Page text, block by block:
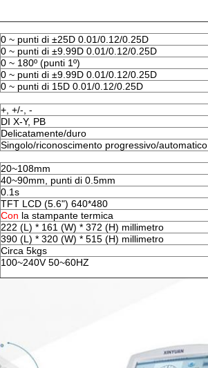
0 ~ punti di ±25D 0.01/0.12/0.25D
0 ~ punti di ±9.99D 0.01/0.12/0.25D
0 ~ 180º (punti 1º)
0 ~ punti di ±9.99D 0.01/0.12/0.25D
0 ~ punti di 15D 0.01/0.12/0.25D
+, +/-, -
DI X-Y, PB
Delicatamente/duro
Singolo/riconoscimento progressivo/automatico
20~108mm
40~90mm, punti di 0.5mm
0.1s
TFT LCD (5.6") 640*480
Con la stampante termica
222 (L) * 161 (W) * 372 (H) millimetro
390 (L) * 320 (W) * 515 (H) millimetro
Circa 5kgs
100~240V 50~60HZ